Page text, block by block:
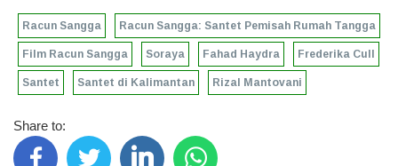
Racun Sangga Racun Sangga: Santet Pemisah Rumah Tangga
Film Racun Sangga Soraya Fahad Haydra Frederika Cull
Santet Santet di Kalimantan Rizal Mantovani
Share to: